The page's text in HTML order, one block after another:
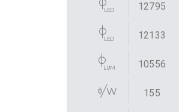
12795
12133
10556
155